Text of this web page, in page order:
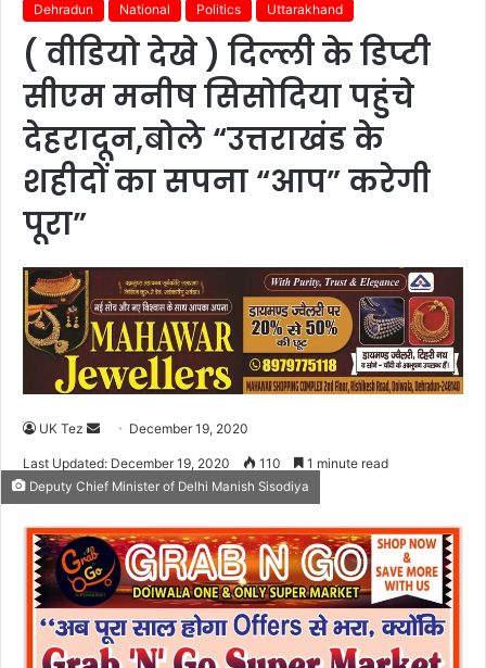
Dehradun National Politics Uttarakhand
( वीडियो देखे ) दिल्ली के डिप्टी
सीएम मनीष सिसोदिया पहुंचे
देहरादून,बोले “उत्तराखंड के
शहीदों का सपना “आप” करेगी
पूरा”
UK Tez
e
n
d
a
e
m
a
i
December 19, 2020
Last Updated: December 19, 2020 110 1 minute read
Deputy Chief Minister of Delhi Manish Sisodiya